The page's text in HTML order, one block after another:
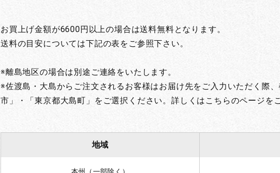
お買上げ金額が6600円以上の場合は送料無料となります。
送料の目安については下記の表をご参照下さい。
※離島地区の場合は別途ご連絡をいたします。
※佐渡島・大島からご注文されるお客様はお届け先をご入力いただく際
市」・「東京都大島町」をご選択ください。詳しくはこちらのページを
地域